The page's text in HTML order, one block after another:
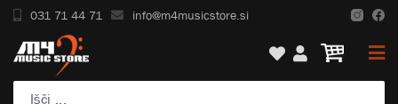
031 71 44 71 info@m4musicstore.si